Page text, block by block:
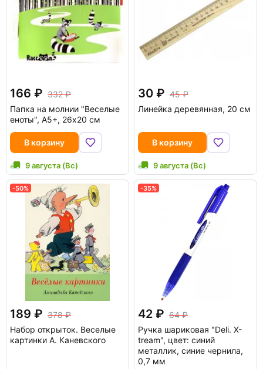
166
332
Папка на молнии "Веселые
еноты", А5+, 26x20 см
В корзину
9 августа (Вс)
30
45
Линейка деревянная, 20 см
В корзину
9 августа (Вс)
-50%
189
378
Набор открыток. Веселые
картинки А. Каневского
-35%
42
64
Ручка шариковая "Deli. X-
tream", цвет: синий
металлик, синие чернила,
0,7 мм